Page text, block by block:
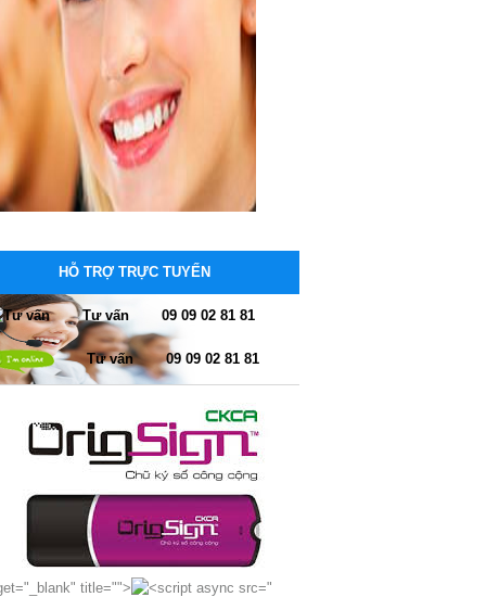
HỖ TRỢ TRỰC TUYẾN
Tư vấn 09 09 02 81 81
Tư vấn 09 09 02 81 81
title="">
"